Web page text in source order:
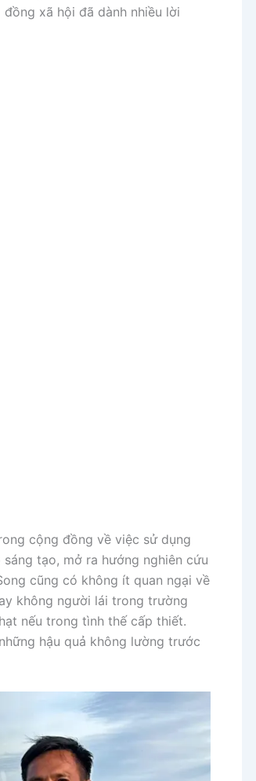
xã hội đã dành nhiều lời
cộng đồng về việc sử dụng
tạo, mở ra hướng nghiên cứu
cũng có không ít quan ngại về
không người lái trong trường
nếu trong tình thế cấp thiết.
hậu quả không lường trước